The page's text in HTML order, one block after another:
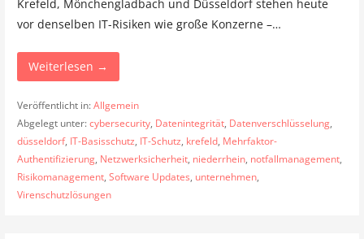
Krefeld, Mönchengladbach und Düsseldorf stehen heute
vor denselben IT-Risiken wie große Konzerne –…
Weiterlesen →
Veröffentlicht in:Allgemein
Abgelegt unter:cybersecurity, Datenintegrität, Datenverschlüsselung,
düsseldorf, IT-Basisschutz, IT-Schutz, krefeld, Mehrfaktor-
Authentifizierung, Netzwerksicherheit, niederrhein, notfallmanagement,
Risikomanagement, Software Updates, unternehmen,
Virenschutzlösungen